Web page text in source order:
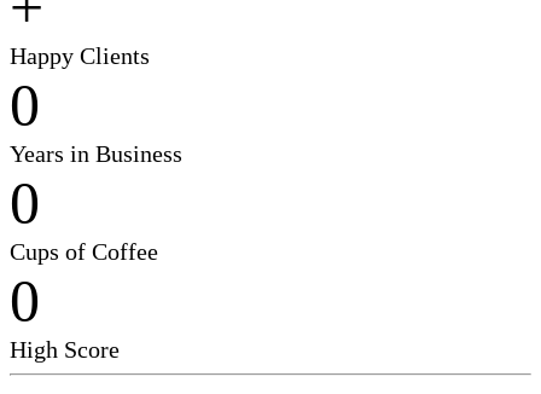
Happy Clients
0
Years in Business
0
Cups of Coffee
0
High Score